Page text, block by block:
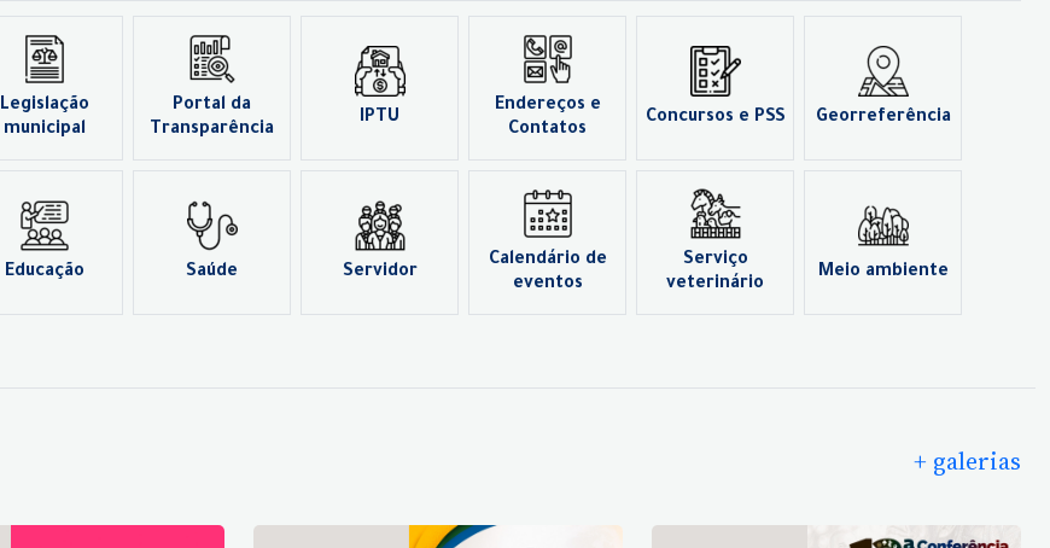
Legislação
municipal
Portal da
Transparência
IPTU
Endereços e
Contatos
Concursos e PSS Georreferência
Educação Saúde Servidor
Calendário de
eventos
Serviço
veterinário
Meio ambiente
+ galerias